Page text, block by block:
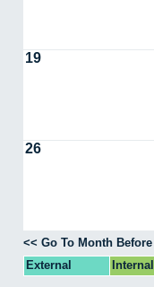
19
26
<< Go To Month Before
External
Internal